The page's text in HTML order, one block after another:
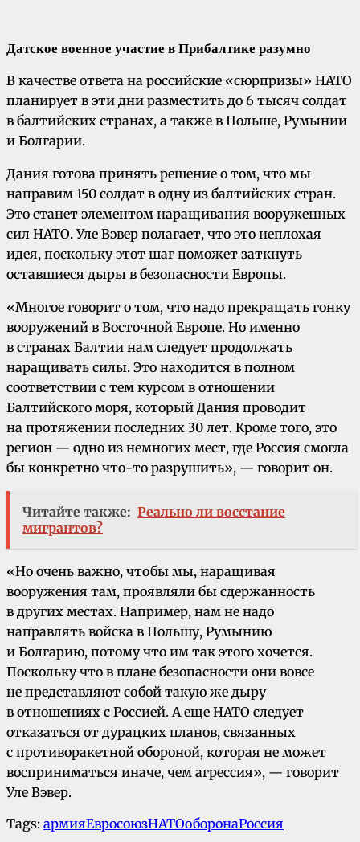
Датское военное участие в Прибалтике разумно
В качестве ответа на российские «сюрпризы» НАТО
планирует в эти дни разместить до 6 тысяч солдат
в балтийских странах, а также в Польше, Румынии
и Болгарии.
Дания готова принять решение о том, что мы
направим 150 солдат в одну из балтийских стран.
Это станет элементом наращивания вооруженных
сил НАТО. Уле Вэвер полагает, что это неплохая
идея, поскольку этот шаг поможет заткнуть
оставшиеся дыры в безопасности Европы.
«Многое говорит о том, что надо прекращать гонку
вооружений в Восточной Европе. Но именно
в странах Балтии нам следует продолжать
наращивать силы. Это находится в полном
соответствии с тем курсом в отношении
Балтийского моря, который Дания проводит
на протяжении последних 30 лет. Кроме того, это
регион — одно из немногих мест, где Россия смогла
бы конкретно что-то разрушить», — говорит он.
Читайте также: Реально ли восстание
мигрантов?
«Но очень важно, чтобы мы, наращивая
вооружения там, проявляли бы сдержанность
в других местах. Например, нам не надо
направлять войска в Польшу, Румынию
и Болгарию, потому что им так этого хочется.
Поскольку что в плане безопасности они вовсе
не представляют собой такую же дыру
в отношениях с Россией. А еще НАТО следует
отказаться от дурацких планов, связанных
с противоракетной обороной, которая не может
восприниматься иначе, чем агрессия», — говорит
Уле Вэвер.
Tags: армияЕвросоюзНАТОоборонаРоссия